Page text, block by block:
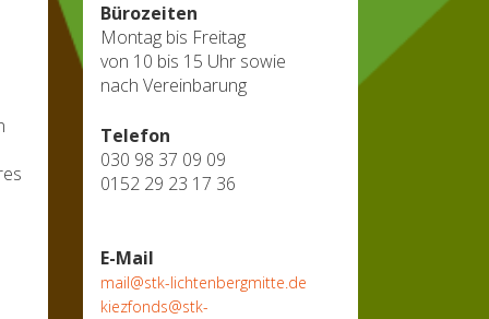
Bürozeiten
Montag bis Freitag
von 10 bis 15 Uhr sowie
nach Vereinbarung
Telefon
030 98 37 09 09
0152 29 23 17 36
E-Mail
mail@stk-lichtenbergmitte.de
kiezfonds@stk-